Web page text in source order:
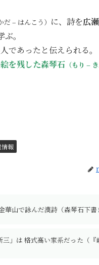
だ – はんこう） に、詩を広
ぶ。
であったと伝えられる。
を残した森琴石 （もり –
情報
華山で詠んだ漢詩（森琴石下書
三」は 格式高い家系だった（『